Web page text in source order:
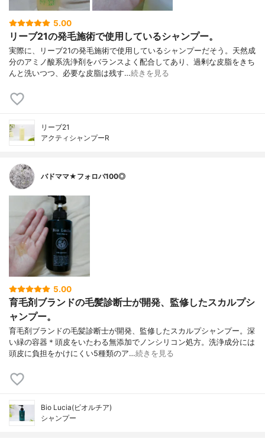
5.00
リーブ21の発毛施術で使用しているシャンプー。
実際に、リーブ21の発毛施術で使用しているシャンプーだそう。天然成
分のアミノ酸系洗浄剤をバランスよく配合してあり、過剰な皮脂をきち
んと洗いつつ、必要な皮脂は残す…続きを見る
リーブ21
アクティシャンプーR
バドママ★フォロバ100◎
5.00
育毛剤ブランドの毛髪診断士が開発、監修したスカルプシ
ャンプー。
育毛剤ブランドの毛髪診断士が開発、監修したスカルプシャンプー。深
い緑の容器＊頭皮をいたわる無添加でノンシリコン処方。洗浄成分には
頭皮に負担をかけにくい5種類のア…続きを見る
Bio Lucia(ビオルチア)
シャンプー